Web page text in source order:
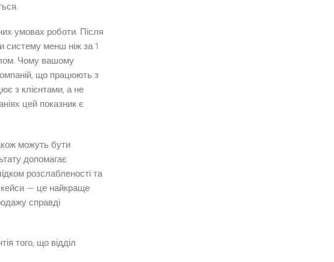
умовах роботи. Після
систему менш ніж за 1
Чому вашому
що працюють з
з клієнтами, а не
цей показник є
можуть бути
допомагає
розслабленості та
кейси — це найкраще
справді
того, що відділ